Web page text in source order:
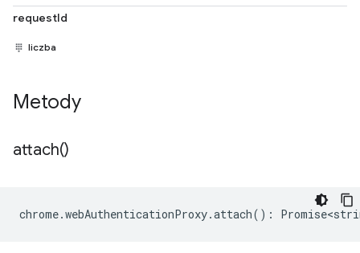
requestId
liczba
Metody
attach()
chrome.webAuthenticationProxy.attach() :